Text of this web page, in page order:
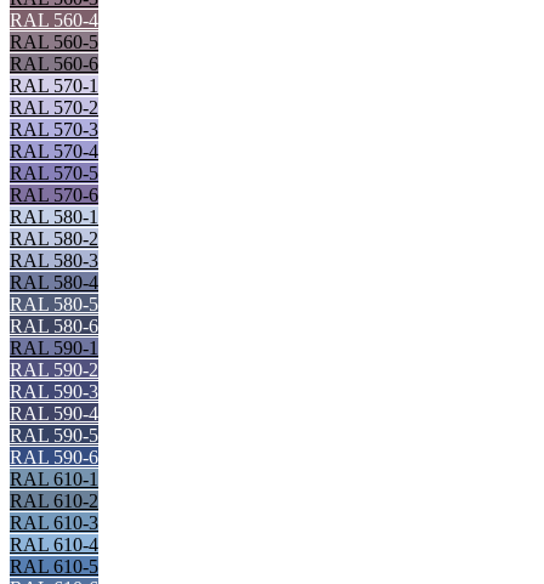
RAL 560-4
RAL 560-5
RAL 560-6
RAL 570-1
RAL 570-2
RAL 570-3
RAL 570-4
RAL 570-5
RAL 570-6
RAL 580-1
RAL 580-2
RAL 580-3
RAL 580-4
RAL 580-5
RAL 580-6
RAL 590-1
RAL 590-2
RAL 590-3
RAL 590-4
RAL 590-5
RAL 590-6
RAL 610-1
RAL 610-2
RAL 610-3
RAL 610-4
RAL 610-5